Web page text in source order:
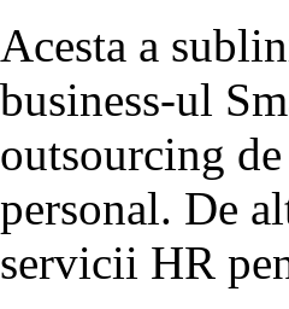
Acesta a
business-ul
outsourcing
personal. De
servicii HR